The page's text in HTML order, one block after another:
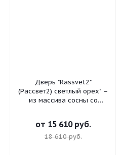
Дверь "Rassvet2"
(Рассвет2) светлый орех" –
из массива сосны со
от 15 610 руб.
18 610 руб.